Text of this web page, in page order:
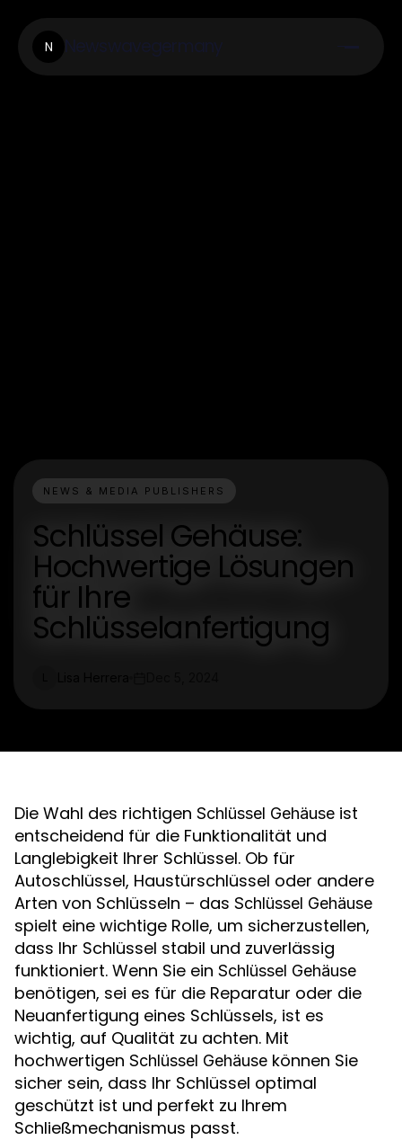
N
NEWS & MEDIA PUBLISHERS
Schlüssel Gehäuse:
Hochwertige Lösungen
für Ihre
Schlüsselanfertigung
Die Wahl des richtigen Schlüssel Gehäuse ist
entscheidend für die Funktionalität und
Langlebigkeit Ihrer Schlüssel. Ob für
Autoschlüssel, Haustürschlüssel oder andere
Arten von Schlüsseln – das Schlüssel Gehäuse
spielt eine wichtige Rolle, um sicherzustellen,
dass Ihr Schlüssel stabil und zuverlässig
funktioniert. Wenn Sie ein Schlüssel Gehäuse
benötigen, sei es für die Reparatur oder die
Neuanfertigung eines Schlüssels, ist es
wichtig, auf Qualität zu achten. Mit
hochwertigen Schlüssel Gehäuse können Sie
sicher sein, dass Ihr Schlüssel optimal
geschützt ist und perfekt zu Ihrem
Schließmechanismus passt.